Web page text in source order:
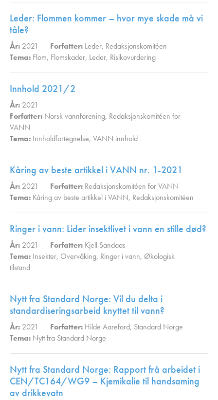
Leder: Flommen kommer – hvor mye skade må vi
tåle?
År: 2021 Forfatter: Leder, Redaksjonskomitéen
Tema: Flom, Flomskader, Leder, Risikovurdering
Innhold 2021/2
År: 2021
Forfatter: Norsk vannforening, Redaksjonskomitéen for
VANN
Tema: Innholdfortegnelse, VANN innhold
Kåring av beste artikkel i VANN nr. 1-2021
År: 2021 Forfatter: Redaksjonskomitéen for VANN
Tema: Kåring av beste artikkel i VANN, Redaksjonskomitéen
Ringer i vann: Lider insektlivet i vann en stille død?
År: 2021 Forfatter: Kjell Sandaas
Tema: Insekter, Overvåking, Ringer i vann, Økologisk
tilstand
Nytt fra Standard Norge: Vil du delta i
standardiseringsarbeid knyttet til vann?
År: 2021 Forfatter: Hilde Aareford, Standard Norge
Tema: Nytt fra Standard Norge
Nytt fra Standard Norge: Rapport frå arbeidet i
CEN/TC164/WG9 – Kjemikalie til handsaming
av drikkevatn